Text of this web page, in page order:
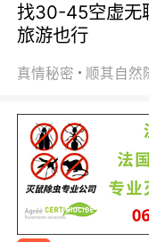
找30-45空虚无
旅游也行
真情秘密